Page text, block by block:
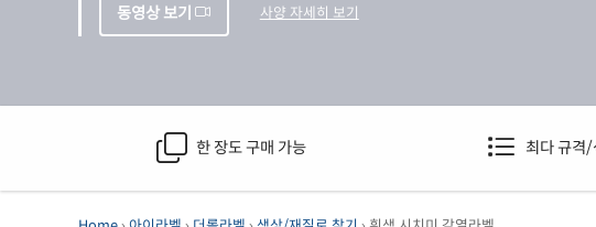
동영상 보기 사양 자세히 보기
한 장도 구매 가능 최다 규격